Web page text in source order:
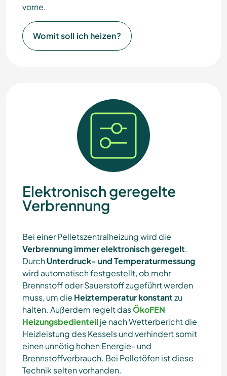
vorne.
Womit soll ich heizen?
Elektronisch geregelte
Verbrennung
Bei einer Pelletszentralheizung wird die
Verbrennung immer elektronisch geregelt.
DurchUnterdruck- und Temperaturmessung
wird automatisch festgestellt, ob mehr
Brennstoff oder Sauerstoff zugeführt werden
muss, um die Heiztemperatur konstantzu
halten. Außerdem regelt dasÖkoFEN
Heizungsbedienteil je nach Wetterbericht die
Heizleistung des Kessels und verhindert somit
einen unnötig hohen Energie- und
Brennstoffverbrauch. Bei Pelletöfen ist diese
Technik selten vorhanden.